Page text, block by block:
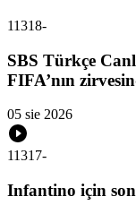
11318-
SBS Türkçe
FIFA’nın
05 sie 2026
11317-
Infantino için